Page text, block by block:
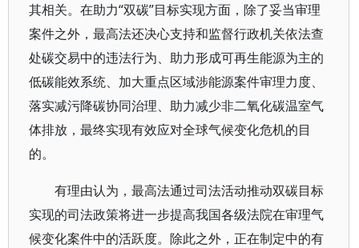
其相关。在助力“双碳”目标实现方面，除了妥当审理
案件之外，最高法还决心支持和监督行政机关依法查
处碳交易中的违法行为、助力形成可再生能源为主的
低碳能效系统、加大重点区域涉能源案件审理力度、
落实减污降碳协同治理、助力减少非二氧化碳温室气
体排放，最终实现有效应对全球气候变化危机的目
的。
有理由认为，最高法通过司法活动推动双碳目标
实现的司法政策将进一步提高我国各级法院在审理气
候变化案件中的活跃度。除此之外，正在制定中的有